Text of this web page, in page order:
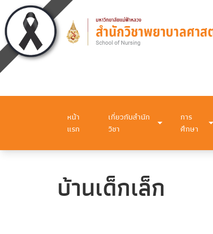
หน้า
แรก
เกี่ยวกับสำนัก
วิชา
การ
ศึกษา
บ้านเด็กเล็ก